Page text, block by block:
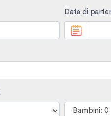
Data di